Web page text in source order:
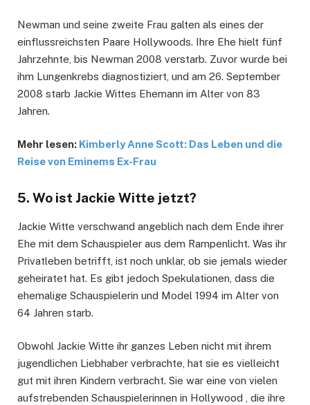
Newman und seine zweite Frau galten als eines der
einflussreichsten Paare Hollywoods. Ihre Ehe hielt fünf
Jahrzehnte, bis Newman 2008 verstarb. Zuvor wurde bei
ihm Lungenkrebs diagnostiziert, und am 26. September
2008 starb Jackie Wittes Ehemann im Alter von 83
Jahren.
Mehr lesen: Kimberly Anne Scott: Das Leben und die
Reise von Eminems Ex-Frau
5. Wo ist Jackie Witte jetzt?
Jackie Witte verschwand angeblich nach dem Ende ihrer
Ehe mit dem Schauspieler aus dem Rampenlicht. Was ihr
Privatleben betrifft, ist noch unklar, ob sie jemals wieder
geheiratet hat. Es gibt jedoch Spekulationen, dass die
ehemalige Schauspielerin und Model 1994 im Alter von
64 Jahren starb.
Obwohl Jackie Witte ihr ganzes Leben nicht mit ihrem
jugendlichen Liebhaber verbrachte, hat sie es vielleicht
gut mit ihren Kindern verbracht. Sie war eine von vielen
aufstrebenden Schauspielerinnen in Hollywood , die ihre